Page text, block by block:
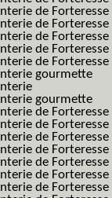
de
de
de
de
de
gourmette
gourmette
de
de
de Forteresse
de
de
de
de